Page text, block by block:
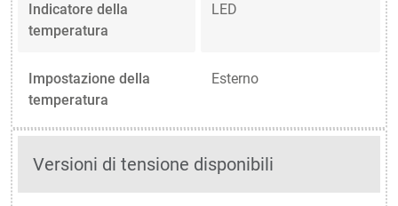
Indicatore della
temperatura
LED
Impostazione della
temperatura
Esterno
Versioni di tensione disponibili